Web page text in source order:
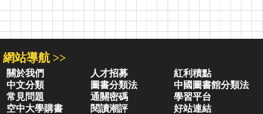
網站導航 >>
關於我們 人才招募
紅利積點
中文分類
圖書分類法
中國圖書館分類法
常見問題
通關密碼
學習平台
空中大學購書
閱讀潮評 好站連結